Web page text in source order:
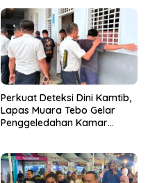
Perkuat Deteksi Dini Kamtib,
Lapas Muara Tebo Gelar
Penggeledahan Kamar